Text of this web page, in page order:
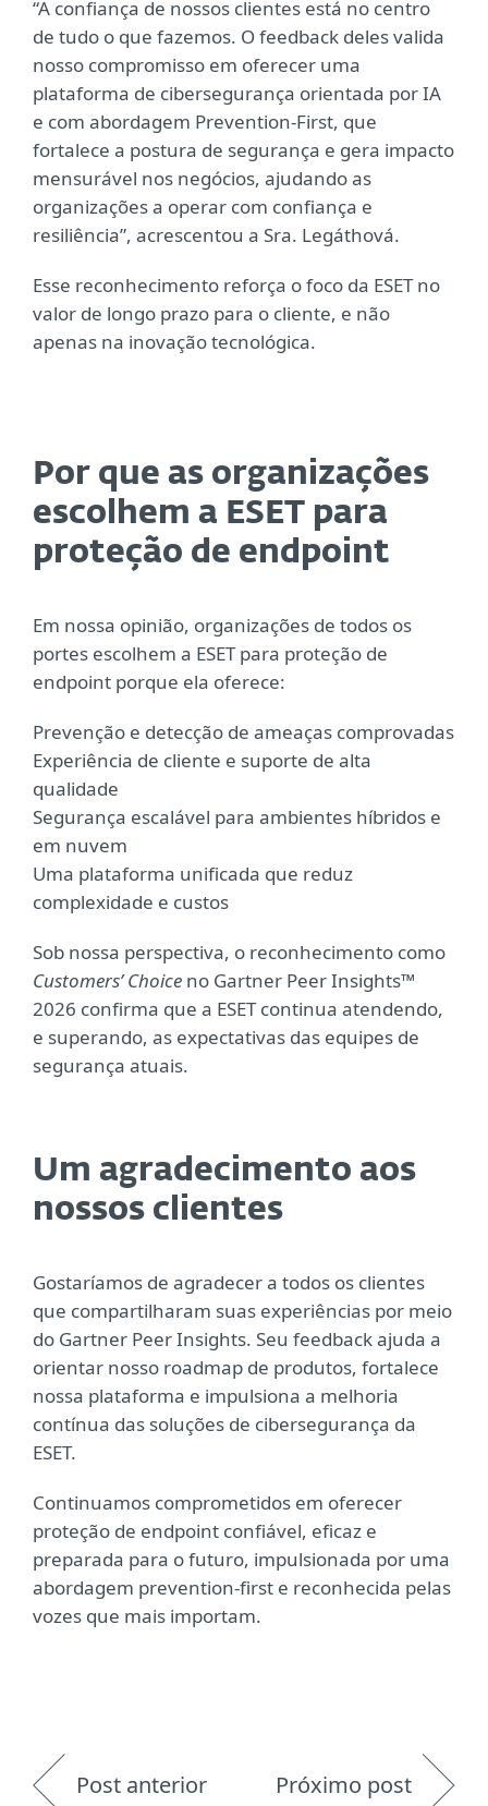
“A confiança de nossos clientes está no centro
de tudo o que fazemos. O feedback deles valida
nosso compromisso em oferecer uma
plataforma de cibersegurança orientada por IA
e com abordagem Prevention-First, que
fortalece a postura de segurança e gera impacto
mensurável nos negócios, ajudando as
organizações a operar com confiança e
resiliência”, acrescentou a Sra. Legáthová.
Esse reconhecimento reforça o foco da ESET no
valor de longo prazo para o cliente, e não
apenas na inovação tecnológica.
Por que as organizações
escolhem a ESET para
proteção de endpoint
Em nossa opinião, organizações de todos os
portes escolhem a ESET para proteção de
endpoint porque ela oferece:
Prevenção e detecção de ameaças comprovadas
Experiência de cliente e suporte de alta
qualidade
Segurança escalável para ambientes híbridos e
em nuvem
Uma plataforma unificada que reduz
complexidade e custos
Sob nossa perspectiva, o reconhecimento como
Customers’ Choice no Gartner Peer Insights™
2026 confirma que a ESET continua atendendo,
e superando, as expectativas das equipes de
segurança atuais.
Um agradecimento aos
nossos clientes
Gostaríamos de agradecer a todos os clientes
que compartilharam suas experiências por meio
do Gartner Peer Insights. Seu feedback ajuda a
orientar nosso roadmap de produtos, fortalece
nossa plataforma e impulsiona a melhoria
contínua das soluções de cibersegurança da
ESET.
Continuamos comprometidos em oferecer
proteção de endpoint confiável, eficaz e
preparada para o futuro, impulsionada por uma
abordagem prevention-first e reconhecida pelas
vozes que mais importam.
Post anterior Próximo post